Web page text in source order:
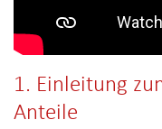
1. Einleitung
Anteile